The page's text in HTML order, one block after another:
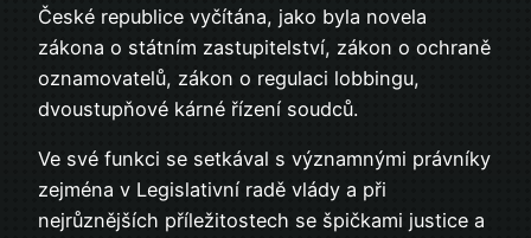
České republice vyčítána, jako byla novela
zákona o státním zastupitelství, zákon o ochraně
oznamovatelů, zákon o regulaci lobbingu,
dvoustupňové kárné řízení soudců.
Ve své funkci se setkával s významnými právníky
zejména v Legislativní radě vlády a při
nejrůznějších příležitostech se špičkami justice a